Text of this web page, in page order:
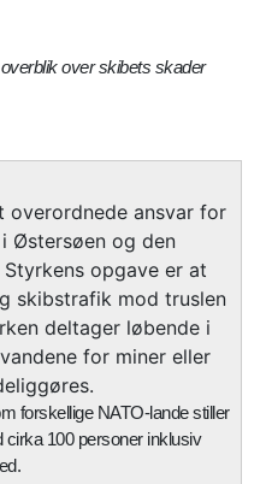
over skibets skader
overordnede ansvar for
i Østersøen og den
opgave er at
skibstrafik mod truslen
deltager løbende i
for miner eller
forskellige NATO-lande stiller
100 personer inklusiv